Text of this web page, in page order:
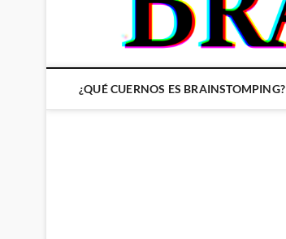
¿QUÉ CUERNOS ES BRAINSTOMPING?